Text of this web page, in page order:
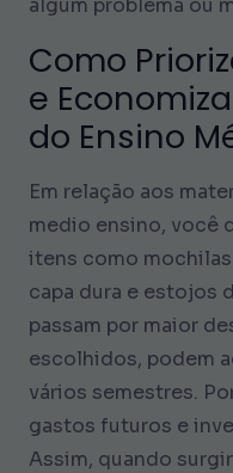
Como
e
do Ensino
Em relação aos
medio ensino, você
itens como
capa dura e estojos
passam por maior
escolhidos, podem
vários semestres.
gastos futuros e
Assim, quando